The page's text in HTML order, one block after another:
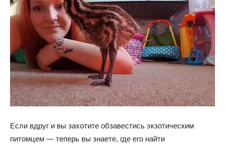
Если вдруг и вы захотите обзавестись экзотическим
питомцем — теперь вы знаете, где его найти